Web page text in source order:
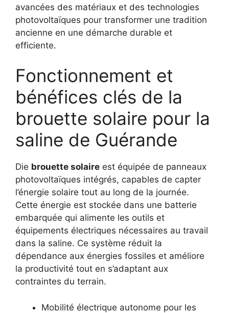
avancées des matériaux et des technologies
photovoltaïques pour transformer une tradition
ancienne en une démarche durable et
efficiente.
Fonctionnement et
bénéfices clés de la
brouette solaire pour la
saline de Guérande
Die brouette solaire est équipée de panneaux
photovoltaïques intégrés, capables de capter
l’énergie solaire tout au long de la journée.
Cette énergie est stockée dans une batterie
embarquée qui alimente les outils et
équipements électriques nécessaires au travail
dans la saline. Ce système réduit la
dépendance aux énergies fossiles et améliore
la productivité tout en s’adaptant aux
contraintes du terrain.
Mobilité électrique autonome pour les